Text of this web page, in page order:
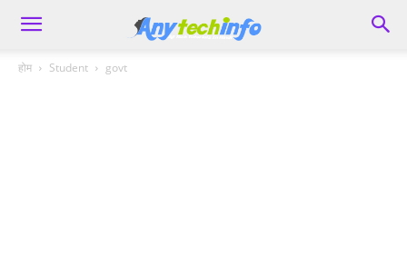
होम Student govt